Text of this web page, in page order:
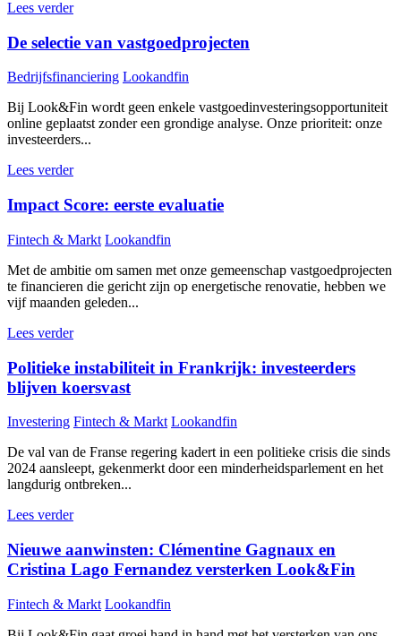
Lees verder
De selectie van vastgoedprojecten
Bedrijfsfinanciering Lookandfin
Bij Look&Fin wordt geen enkele vastgoedinvesteringsopportuniteit
online geplaatst zonder een grondige analyse. Onze prioriteit: onze
investeerders...
Lees verder
Impact Score: eerste evaluatie
Fintech & Markt Lookandfin
Met de ambitie om samen met onze gemeenschap vastgoedprojecten
te financieren die gericht zijn op energetische renovatie, hebben we
vijf maanden geleden...
Lees verder
Politieke instabiliteit in Frankrijk: investeerders
blijven koersvast
Investering Fintech & Markt Lookandfin
De val van de Franse regering kadert in een politieke crisis die sinds
2024 aansleept, gekenmerkt door een minderheidsparlement en het
langdurig ontbreken...
Lees verder
Nieuwe aanwinsten: Clémentine Gagnaux en
Cristina Lago Fernandez versterken Look&Fin
Fintech & Markt Lookandfin